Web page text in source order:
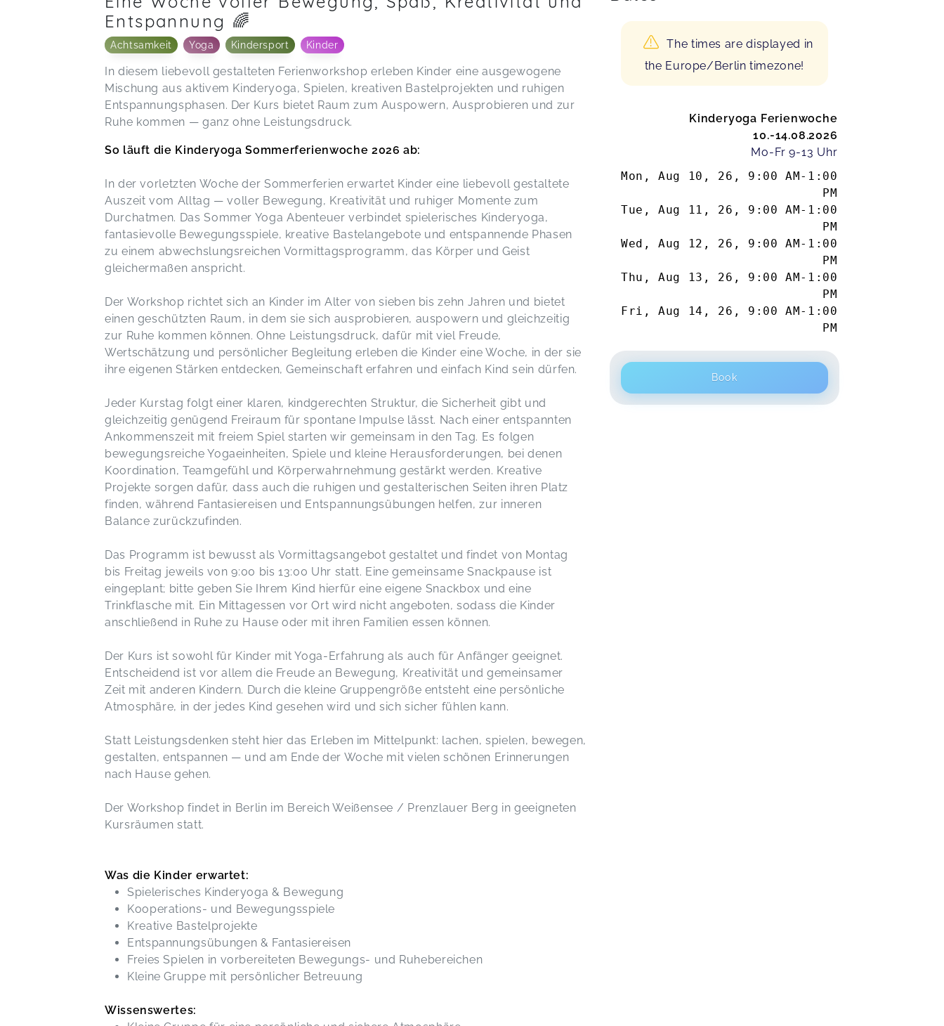
Entspannung 🌈
Achtsamkeit Yoga Kindersport Kinder
In diesem liebevoll gestalteten Ferienworkshop erleben Kinder eine ausgewogene
Mischung aus aktivem Kinderyoga, Spielen, kreativen Bastelprojekten und ruhigen
Entspannungsphasen. Der Kurs bietet Raum zum Auspowern, Ausprobieren und zur
Ruhe kommen — ganz ohne Leistungsdruck.
So läuft die Kinderyoga Sommerferienwoche 2026 ab:
In der vorletzten Woche der Sommerferien erwartet Kinder eine liebevoll gestaltete
Auszeit vom Alltag — voller Bewegung, Kreativität und ruhiger Momente zum
Durchatmen. Das Sommer Yoga Abenteuer verbindet spielerisches Kinderyoga,
fantasievolle Bewegungsspiele, kreative Bastelangebote und entspannende Phasen
zu einem abwechslungsreichen Vormittagsprogramm, das Körper und Geist
gleichermaßen anspricht.
Der Workshop richtet sich an Kinder im Alter von sieben bis zehn Jahren und bietet
einen geschützten Raum, in dem sie sich ausprobieren, auspowern und gleichzeitig
zur Ruhe kommen können. Ohne Leistungsdruck, dafür mit viel Freude,
Wertschätzung und persönlicher Begleitung erleben die Kinder eine Woche, in der sie
ihre eigenen Stärken entdecken, Gemeinschaft erfahren und einfach Kind sein dürfen.
Jeder Kurstag folgt einer klaren, kindgerechten Struktur, die Sicherheit gibt und
gleichzeitig genügend Freiraum für spontane Impulse lässt. Nach einer entspannten
Ankommenszeit mit freiem Spiel starten wir gemeinsam in den Tag. Es folgen
bewegungsreiche Yogaeinheiten, Spiele und kleine Herausforderungen, bei denen
Koordination, Teamgefühl und Körperwahrnehmung gestärkt werden. Kreative
Projekte sorgen dafür, dass auch die ruhigen und gestalterischen Seiten ihren Platz
finden, während Fantasiereisen und Entspannungsübungen helfen, zur inneren
Balance zurückzufinden.
Das Programm ist bewusst als Vormittagsangebot gestaltet und findet von Montag
bis Freitag jeweils von 9:00 bis 13:00 Uhr statt. Eine gemeinsame Snackpause ist
eingeplant; bitte geben Sie Ihrem Kind hierfür eine eigene Snackbox und eine
Trinkflasche mit. Ein Mittagessen vor Ort wird nicht angeboten, sodass die Kinder
anschließend in Ruhe zu Hause oder mit ihren Familien essen können.
Der Kurs ist sowohl für Kinder mit Yoga-Erfahrung als auch für Anfänger geeignet.
Entscheidend ist vor allem die Freude an Bewegung, Kreativität und gemeinsamer
Zeit mit anderen Kindern. Durch die kleine Gruppengröße entsteht eine persönliche
Atmosphäre, in der jedes Kind gesehen wird und sich sicher fühlen kann.
Statt Leistungsdenken steht hier das Erleben im Mittelpunkt: lachen, spielen, bewegen,
gestalten, entspannen — und am Ende der Woche mit vielen schönen Erinnerungen
nach Hause gehen.
Der Workshop findet in Berlin im Bereich Weißensee / Prenzlauer Berg in geeigneten
Kursräumen statt.
Was die Kinder erwartet:
Spielerisches Kinderyoga & Bewegung
Kooperations- und Bewegungsspiele
Kreative Bastelprojekte
Entspannungsübungen & Fantasiereisen
Freies Spielen in vorbereiteten Bewegungs- und Ruhebereichen
Kleine Gruppe mit persönlicher Betreuung
Wissenswertes:
The times are displayed in
the Europe/Berlin timezone!
Kinderyoga Ferienwoche
10.-14.08.2026
Mo-Fr 9-13 Uhr
Mon, Aug 10, 26 , 9:00 AM - 1:00
PM
Tue, Aug 11, 26 , 9:00 AM - 1:00
PM
Wed, Aug 12, 26 , 9:00 AM - 1:00
PM
Thu, Aug 13, 26 , 9:00 AM - 1:00
PM
Fri, Aug 14, 26 , 9:00 AM - 1:00
PM
Book